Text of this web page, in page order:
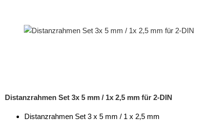
Distanzrahmen Set 3x 5 mm / 1x 2,5 mm für 2-DIN
Distanzrahmen Set 3 x 5 mm / 1 x 2,5 mm